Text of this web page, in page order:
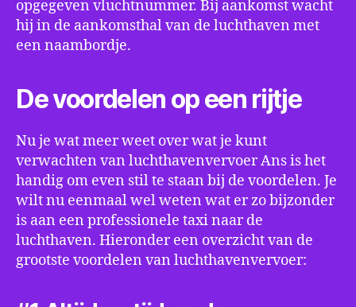
opgegeven vluchtnummer. Bij aankomst wacht
hij in de aankomsthal van de luchthaven met
een naambordje.
De voordelen op een rijtje
Nu je wat meer weet over wat je kunt
verwachten van luchthavenvervoer Ans is het
handig om even stil te staan bij de voordelen. Je
wilt nu eenmaal wel weten wat er zo bijzonder
is aan een professionele taxi naar de
luchthaven. Hieronder een overzicht van de
grootste voordelen van luchthavenvervoer: